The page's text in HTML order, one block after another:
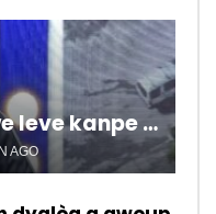
Popilasyon an dwe leve kanpe pou chanje sitiyasyon kawotik l’ap viv nan peyi a.
AGO